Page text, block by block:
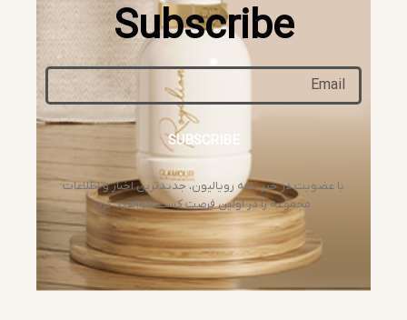
Subscribe
SUBSCRIBE
با عضویت در خبر نامه رویالیون، جدیدترین اخبار و اطلاعات
مجموعه را در اولین فرصت کسب خواهید کرد